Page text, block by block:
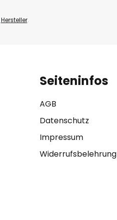
Hersteller.
Seiteninfos
AGB
Datenschutz
Impressum
Widerrufsbelehrung